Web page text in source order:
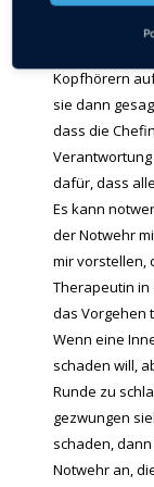
möchten
schlafen und
Kopfhörern
sie dann
dass die
dafür, dass
Es kann
der Notwehr
mir vorstellen,
Therapeutin in
das Vorgehen
Wenn eine
schaden will,
Runde zu
gezwungen
schaden,
Notwehr an,